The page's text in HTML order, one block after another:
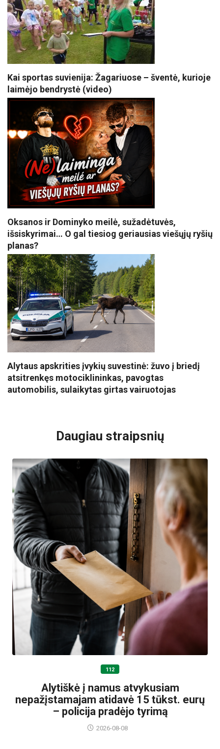
Kai sportas suvienija: Žagariuose – šventė, kurioje
laimėjo bendrystė (video)
Oksanos ir Dominyko meilė, sužadėtuvės,
išsiskyrimai… O gal tiesiog geriausias viešųjų ryšių
planas?
Alytaus apskrities įvykių suvestinė: žuvo į briedį
atsitrenkęs motociklininkas, pavogtas
automobilis, sulaikytas girtas vairuotojas
Daugiau straipsnių
112
Alytiškė į namus atvykusiam
nepažįstamajam atidavė 15 tūkst. eurų
– policija pradėjo tyrimą
2026-08-08